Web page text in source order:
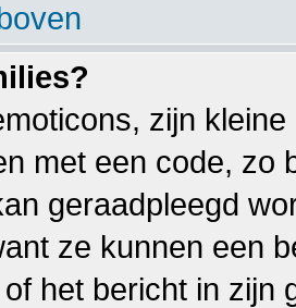
zijn
met een code, zo
geraadpleegd
ze kunnen een
het bericht in zijn